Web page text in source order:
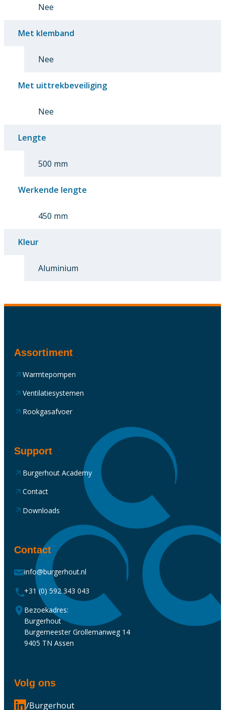
Nee
Met klemband
Nee
Met uittrekbeveiliging
Nee
Lengte
500 mm
Werkende lengte
450 mm
Kleur
Aluminium
Assortiment
Warmtepompen
Ventilatiesystemen
Rookgasafvoer
Support
Burgerhout Academy
Contact
Downloads
Contact
info@burgerhout.nl
+31 (0) 592 343 043
Bezoekadres:
Burgerhout
Burgemeester Grollemanweg 14
9405 TN Assen
Volg ons
/Burgerhout